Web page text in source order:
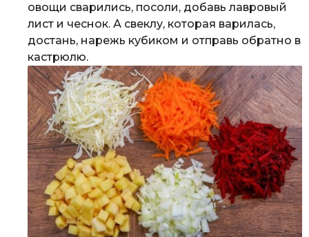
овощи сварились, посоли, добавь лавровый
лист и чеснок. А свеклу, которая варилась,
достань, нарежь кубиком и отправь обратно в
кастрюлю.